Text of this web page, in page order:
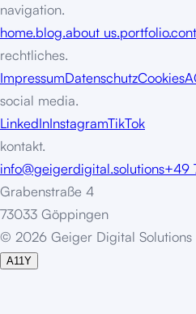
navigation.
home.blog.about us.portfolio.
rechtliches.
ImpressumDatenschutzCookies
social media.
LinkedInInstagramTikTok
kontakt.
info@geigerdigital.solutions+49
Grabenstraße 4
73033 Göppingen
© 2026 Geiger Digital Solutions
A11Y